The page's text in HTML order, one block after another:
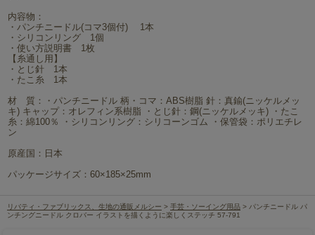
内容物：
・パンチニードル(コマ3個付) 1本
・シリコンリング 1個
・使い方説明書 1枚
【糸通し用】
・とじ針 1本
・たこ糸 1本
材 質：・パンチニードル 柄・コマ：ABS樹脂 針：真鍮(ニッケルメッ
キ) キャップ：オレフィン系樹脂 ・とじ針：鋼(ニッケルメッキ) ・たこ
糸：綿100％ ・シリコンリング：シリコーンゴム ・保管袋：ポリエチレ
ン
原産国：日本
パッケージサイズ：60×185×25mm
リバティ・ファブリックス、生地の通販メルシー > 手芸・ソーイング用品 > パンチニードル パ
ンチングニードル クロバー イラストを描くように楽しくステッチ 57-791